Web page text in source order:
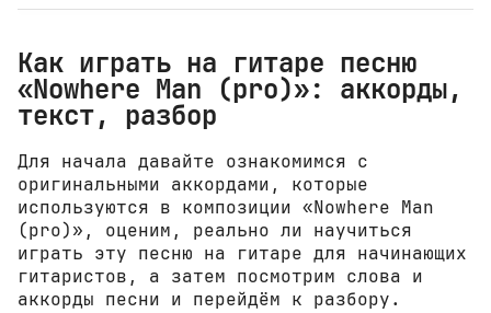
Как играть на гитаре песню
«Nowhere Man (pro)»: аккорды,
текст, разбор
Для начала давайте ознакомимся с
оригинальными аккордами, которые
используются в композиции «Nowhere Man
(pro)», оценим, реально ли научиться
играть эту песню на гитаре для начинающих
гитаристов, а затем посмотрим слова и
аккорды песни и перейдём к разбору.